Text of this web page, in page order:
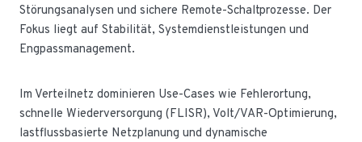
Störungsanalysen und sichere Remote-Schaltprozesse. Der
Fokus liegt auf Stabilität, Systemdienstleistungen und
Engpassmanagement.
Im Verteilnetz dominieren Use-Cases wie Fehlerortung,
schnelle Wiederversorgung (FLISR), Volt/VAR-Optimierung,
lastflussbasierte Netzplanung und dynamische